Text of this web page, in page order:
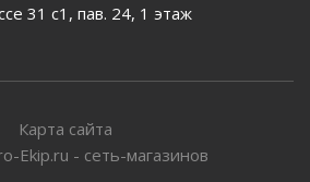
31 с1, пав. 24, 1 этаж
Карта сайта
Ekip.ru - сеть-магазинов